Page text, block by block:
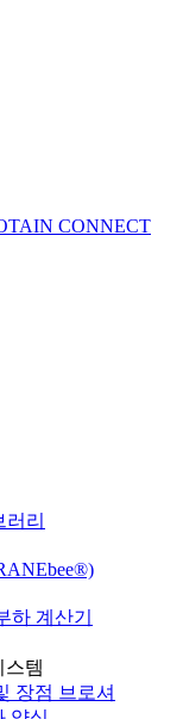
CONNECT
리
하 계산기
스템
장점 브로셔